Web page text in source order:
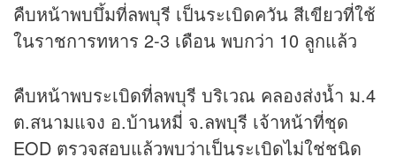
คืบหน้าพบบึ้มที่ลพบุรี เป็นระเบิดควัน สีเขียวที่ใช้
ในราชการทหาร 2-3 เดือน พบกว่า 10 ลูกแล้ว
คืบหน้าพบระเบิดที่ลพบุรี บริเวณ คลองส่งน้ำ ม.4
ต.สนามแจง อ.บ้านหมี่ จ.ลพบุรี เจ้าหน้าที่ชุด
EOD ตรวจสอบแล้วพบว่าเป็นระเบิดไม่ใช่ชนิด